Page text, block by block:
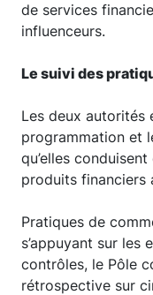
de services
influenceurs.
Le suivi des
Les deux autorités
programmation et
qu’elles
produits financiers
Pratiques de
s’appuyant sur les
contrôles, le Pôle
rétrospective sur